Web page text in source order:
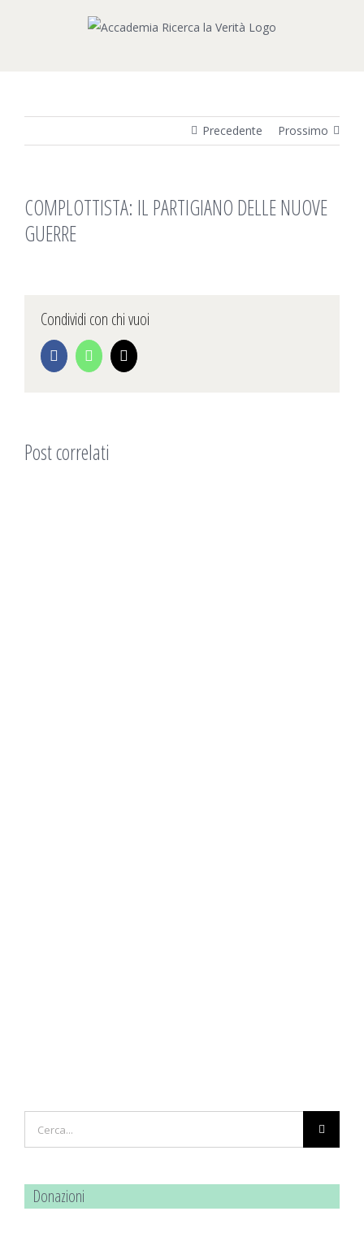
Precedente Prossimo
COMPLOTTISTA: IL PARTIGIANO DELLE NUOVE
GUERRE
Condividi con chi vuoi
FacebookWhatsApp
Email
Post correlati
per:
Donazioni